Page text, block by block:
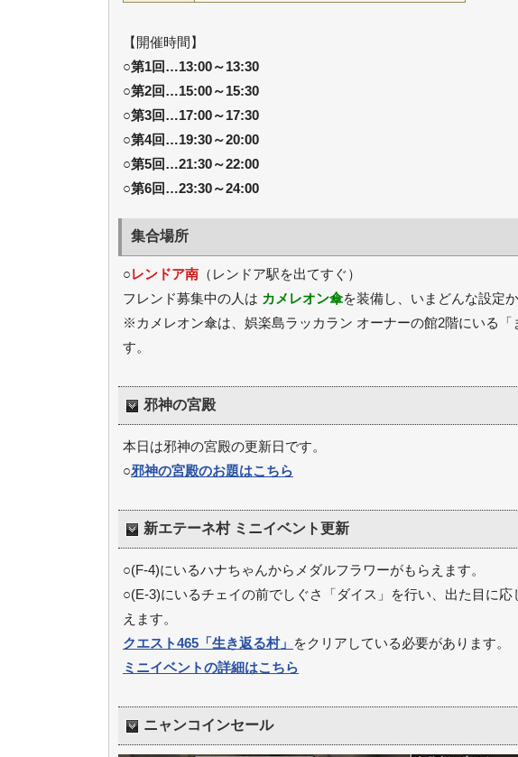
【開催時間】
○第1回…13:00～13:30
○第2回…15:00～15:30
○第3回…17:00～17:30
○第4回…19:30～20:00
○第5回…21:30～22:00
○第6回…23:30～24:00
集合場所
○レンドア南 （レンドア駅を出てすぐ）
フレンド募集中の人は カメレオン傘を装備し、いまどんな設定
※カメレオン傘は、娯楽島ラッカラン オーナーの館2階にいる
す。
邪神の宮殿
本日は邪神の宮殿の更新日です。
○邪神の宮殿のお題はこちら
新エテーネ村 ミニイベント更新
○(F-4)にいるハナちゃんからメダルフラワーがもらえます。
○(E-3)にいるチェイの前でしぐさ「ダイス」を行い、出た目に
えます。
クエスト465「生き返る村」 をクリアしている必要があります。
ミニイベントの詳細はこちら
ニャンコインセール